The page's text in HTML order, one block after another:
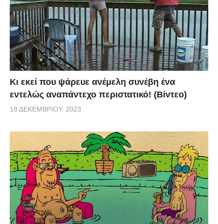
Κι εκεί που ψάρευε ανέμελη συνέβη ένα
εντελώς αναπάντεχο περιστατικό! (Βίντεο)
18 ΔΕΚΕΜΒΡΊΟΥ, 2023